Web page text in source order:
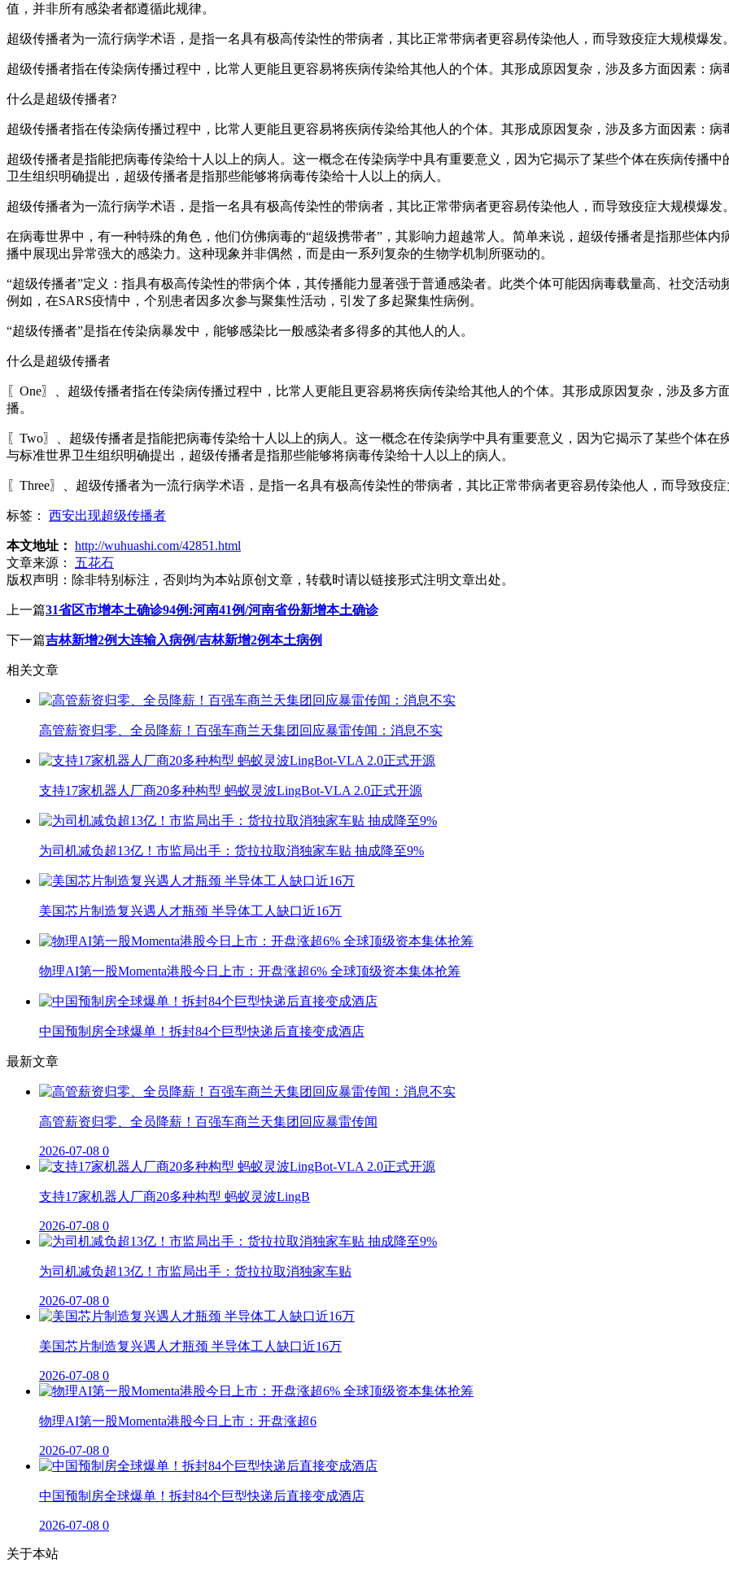
值，并非所有感染者都遵循此规律。
超级传播者为一流行病学术语，是指一名具有极高传染性的带病者，其比正常带病者更容易传染他人，而导致疫症大规模爆发。
超级传播者指在传染病传播过程中，比常人更能且更容易将疾病传染给其他人的个体。其形成原因复杂，涉及多方面因素：病
什么是超级传播者?
超级传播者指在传染病传播过程中，比常人更能且更容易将疾病传染给其他人的个体。其形成原因复杂，涉及多方面因素：病
超级传播者是指能把病毒传染给十人以上的病人。这一概念在传染病学中具有重要意义，因为它揭示了某些个体在疾病传播
卫生组织明确提出，超级传播者是指那些能够将病毒传染给十人以上的病人。
超级传播者为一流行病学术语，是指一名具有极高传染性的带病者，其比正常带病者更容易传染他人，而导致疫症大规模爆发。
在病毒世界中，有一种特殊的角色，他们仿佛病毒的“超级携带者”，其影响力超越常人。简单来说，超级传播者是指那些体
播中展现出异常强大的感染力。这种现象并非偶然，而是由一系列复杂的生物学机制所驱动的。
“超级传播者”定义：指具有极高传染性的带病个体，其传播能力显著强于普通感染者。此类个体可能因病毒载量高、社交活动
例如，在SARS疫情中，个别患者因多次参与聚集性活动，引发了多起聚集性病例。
“超级传播者”是指在传染病暴发中，能够感染比一般感染者多得多的其他人的人。
什么是超级传播者
〖One〗、超级传播者指在传染病传播过程中，比常人更能且更容易将疾病传染给其他人的个体。其形成原因复杂，涉及多
播。
〖Two〗、超级传播者是指能把病毒传染给十人以上的病人。这一概念在传染病学中具有重要意义，因为它揭示了某些个体
与标准世界卫生组织明确提出，超级传播者是指那些能够将病毒传染给十人以上的病人。
〖Three〗、超级传播者为一流行病学术语，是指一名具有极高传染性的带病者，其比正常带病者更容易传染他人，而导致疫症
标签： 西安出现超级传播者
本文地址： http://wuhuashi.com/42851.html
文章来源：
五花石
版权声明： 除非特别标注，否则均为本站原创文章，转载时请以链接形式注明文章出处。
上一篇31省区市增本土确诊94例:河南41例/河南省份新增本土确诊
下一篇吉林新增2例大连输入病例/吉林新增2例本土病例
相关文章
高管薪资归零、全员降薪！百强车商兰天集团回应暴雷传闻：消息不实
支持17家机器人厂商20多种构型 蚂蚁灵波LingBot-VLA 2.0正式开源
为司机减负超13亿！市监局出手：货拉拉取消独家车贴 抽成降至9%
美国芯片制造复兴遇人才瓶颈 半导体工人缺口近16万
物理AI第一股Momenta港股今日上市：开盘涨超6% 全球顶级资本集体抢筹
中国预制房全球爆单！拆封84个巨型快递后直接变成酒店
最新文章
高管薪资归零、全员降薪！百强车商兰天集团回应暴雷传闻
2026-07-08 0
支持17家机器人厂商20多种构型 蚂蚁灵波LingB
2026-07-08 0
为司机减负超13亿！市监局出手：货拉拉取消独家车贴
2026-07-08 0
美国芯片制造复兴遇人才瓶颈 半导体工人缺口近16万
2026-07-08 0
物理AI第一股Momenta港股今日上市：开盘涨超6
2026-07-08 0
中国预制房全球爆单！拆封84个巨型快递后直接变成酒店
2026-07-08 0
关于本站